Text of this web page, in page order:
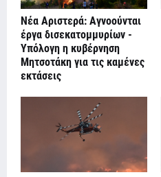
Νέα Αριστερά: Αγνοούνται
έργα δισεκατομμυρίων -
Υπόλογη η κυβέρνηση
Μητσοτάκη για τις καμένες
εκτάσεις